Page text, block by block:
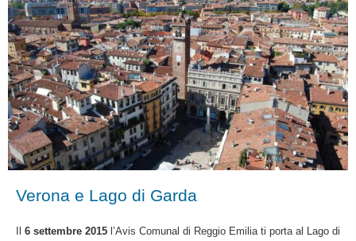
Verona e Lago di Garda
6 settembre 2015 l’Avis Comunal di Reggio Emilia ti porta al Lago di